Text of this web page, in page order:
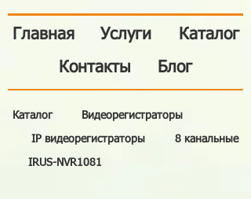
Главная
Услуги
Контакты
Каталог
Блог
Каталог Видеорегистраторы
IP видеорегистраторы 8 канальные
IRUS-NVR1081